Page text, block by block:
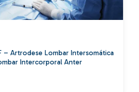
– Artrodese Lombar Intersomática
Intercorporal Anter